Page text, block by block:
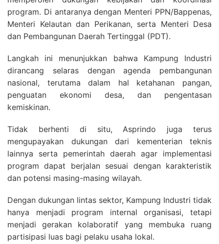
program. Di antaranya dengan Menteri PPN/Bappenas,
Menteri Kelautan dan Perikanan, serta Menteri Desa
dan Pembangunan Daerah Tertinggal (PDT).
Langkah ini menunjukkan bahwa Kampung Industri
dirancang selaras dengan agenda pembangunan
nasional, terutama dalam hal ketahanan pangan,
penguatan ekonomi desa, dan pengentasan
kemiskinan.
Tidak berhenti di situ, Asprindo juga terus
mengupayakan dukungan dari kementerian teknis
lainnya serta pemerintah daerah agar implementasi
program dapat berjalan sesuai dengan karakteristik
dan potensi masing-masing wilayah.
Dengan dukungan lintas sektor, Kampung Industri tidak
hanya menjadi program internal organisasi, tetapi
menjadi gerakan kolaboratif yang membuka ruang
partisipasi luas bagi pelaku usaha lokal.